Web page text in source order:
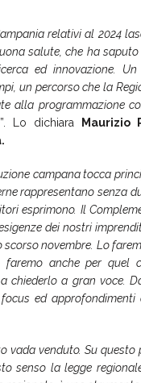
relativi al 2024
salute, che ha
ed innovazione.
un percorso che la
alla programmazione
”. Lo dichiara
Maurizio
campana tocca
rappresentano senza
esprimono. Il
dei nostri
novembre. Lo
anche per quel
chiederlo a gran voce.
ed approfondimenti
vada venduto. Su questo
senso la legge